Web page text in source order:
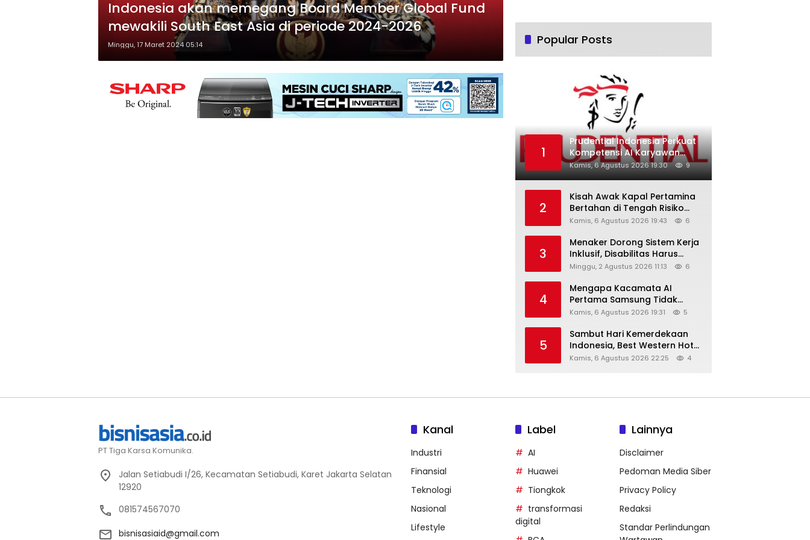
Indonesia akan memegang Board Member Global Fund
mewakili South East Asia di periode 2024-2026
Minggu, 17 Maret 2024 05:14 Popular Posts
1
Prudential Indonesia Perkuat
Kompetensi AI Karyawan
Lewat AI Week
Kamis, 6 Agustus 2026 19:30 9
2
Kisah Awak Kapal Pertamina
Bertahan di Tengah Risiko
Pelayaran Selat Hormuz
Kamis, 6 Agustus 2026 19:43 6
3
Menaker Dorong Sistem Kerja
Inklusif, Disabilitas Harus
Dapat Kesempatan Setara
Minggu, 2 Agustus 2026 11:13 6
4
Mengapa Kacamata AI
Pertama Samsung Tidak
Dibekali Layar?
Kamis, 6 Agustus 2026 19:31 5
5
Sambut Hari Kemerdekaan
Indonesia, Best Western Hotel
Hadirkan The Freedom Stay
Kamis, 6 Agustus 2026 22:25 4
PT Tiga Karsa Komunika.
Jalan Setiabudi I/26, Kecamatan Setiabudi, Karet Jakarta Selatan
12920
081574567070
bisnisasiaid@gmail.com
Kanal
Industri
Finansial
Teknologi
Nasional
Lifestyle
Label
AI
Huawei
Tiongkok
transformasi
digital
Lainnya
Disclaimer
Pedoman Media Siber
Privacy Policy
Redaksi
Standar Perlindungan